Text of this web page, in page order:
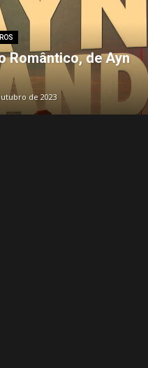
Romântico, de Ayn
de 2023